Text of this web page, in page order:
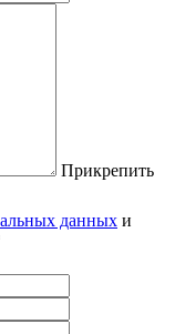
Прикрепить
данных и